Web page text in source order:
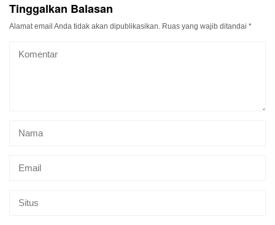
Tinggalkan Balasan
Alamat email Anda tidak akan dipublikasikan. Ruas yang wajib ditandai *